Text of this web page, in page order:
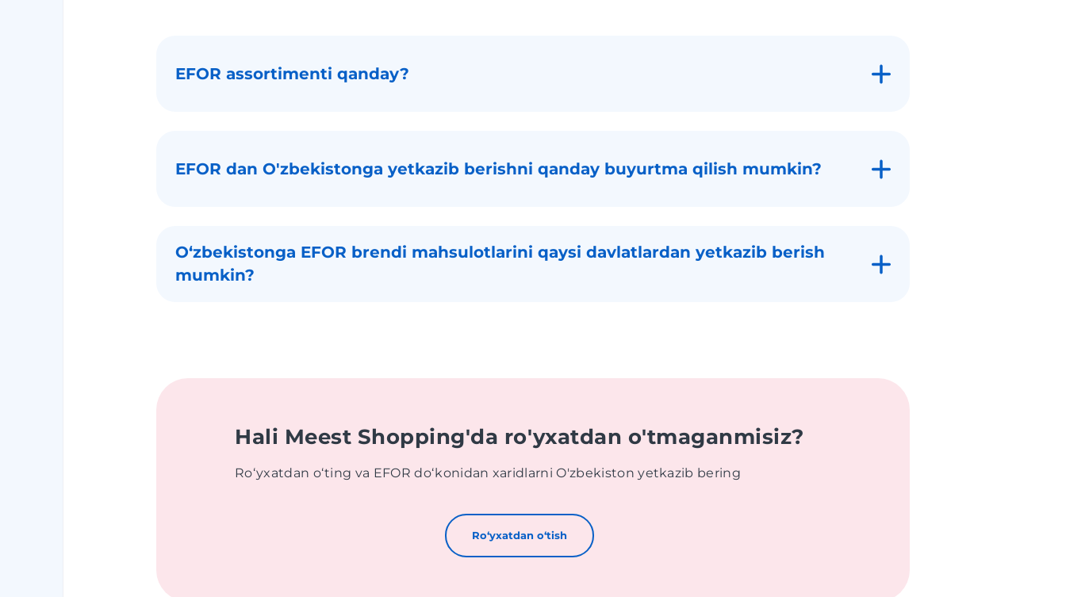
EFOR assortimenti qanday?
EFOR dan O'zbekistonga yetkazib berishni qanday buyurtma qilish mumkin?
Oʻzbekistonga EFOR brendi mahsulotlarini qaysi davlatlardan yetkazib berish
mumkin?
Hali Meest Shopping'da ro'yxatdan o'tmaganmisiz?
Roʻyxatdan oʻting va EFOR doʻkonidan xaridlarni O'zbekiston yetkazib bering
Roʻyxatdan oʻtish